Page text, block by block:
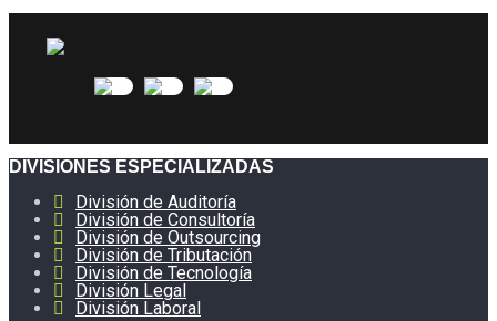
DIVISIONES ESPECIALIZADAS
División de Auditoría
División de Consultoría
División de Outsourcing
División de Tributación
División de Tecnología
División Legal
División Laboral